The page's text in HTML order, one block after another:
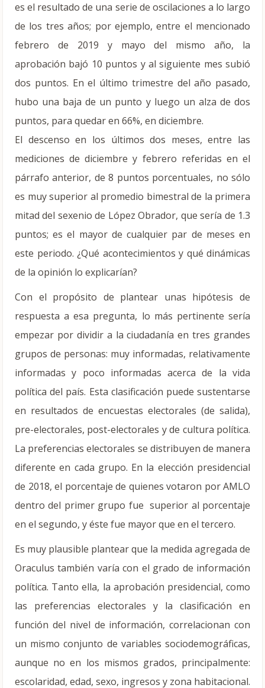
es el resultado de una serie de oscilaciones a lo largo
de los tres años; por ejemplo, entre el mencionado
febrero de 2019 y mayo del mismo año, la
aprobación bajó 10 puntos y al siguiente mes subió
dos puntos. En el último trimestre del año pasado,
hubo una baja de un punto y luego un alza de dos
puntos, para quedar en 66%, en diciembre.
El descenso en los últimos dos meses, entre las
mediciones de diciembre y febrero referidas en el
párrafo anterior, de 8 puntos porcentuales, no sólo
es muy superior al promedio bimestral de la primera
mitad del sexenio de López Obrador, que sería de 1.3
puntos; es el mayor de cualquier par de meses en
este periodo. ¿Qué acontecimientos y qué dinámicas
de la opinión lo explicarían?
Con el propósito de plantear unas hipótesis de
respuesta a esa pregunta, lo más pertinente sería
empezar por dividir a la ciudadanía en tres grandes
grupos de personas: muy informadas, relativamente
informadas y poco informadas acerca de la vida
política del país. Esta clasificación puede sustentarse
en resultados de encuestas electorales (de salida),
pre-electorales, post-electorales y de cultura política.
La preferencias electorales se distribuyen de manera
diferente en cada grupo. En la elección presidencial
de 2018, el porcentaje de quienes votaron por AMLO
dentro del primer grupo fue superior al porcentaje
en el segundo, y éste fue mayor que en el tercero.
Es muy plausible plantear que la medida agregada de
Oraculus también varía con el grado de información
política. Tanto ella, la aprobación presidencial, como
las preferencias electorales y la clasificación en
función del nivel de información, correlacionan con
un mismo conjunto de variables sociodemográficas,
aunque no en los mismos grados, principalmente:
escolaridad, edad, sexo, ingresos y zona habitacional.